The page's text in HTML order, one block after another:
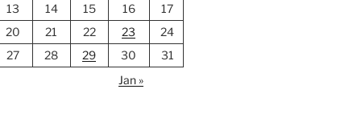
13
14 15 16
17
20
21 22 23
24
27
28 29 30
31
Jan »